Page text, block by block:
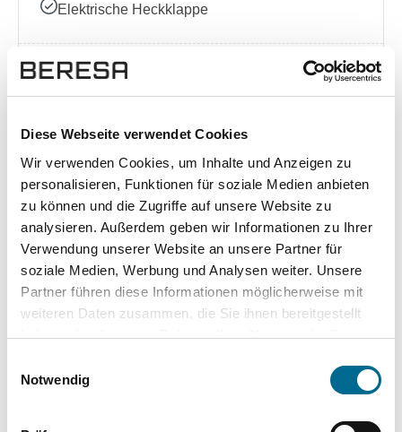
Diese Webseite verwendet Cookies
Wir verwenden Cookies, um Inhalte und Anzeigen zu
personalisieren, Funktionen für soziale Medien anbieten
zu können und die Zugriffe auf unsere Website zu
analysieren. Außerdem geben wir Informationen zu Ihrer
Verwendung unserer Website an unsere Partner für
soziale Medien, Werbung und Analysen weiter. Unsere
Partner führen diese Informationen möglicherweise mit
weiteren Daten zusammen, die Sie ihnen bereitgestellt
haben oder die sie im Rahmen Ihrer Nutzung der Dienste
Cookies, wenn Sie unsere Webseite weiterhin nutzen.
Notwendig
Elektrische Heckklappe
Exposé herunterladen [pdf]
Unsere Vorteile
wuddi Leasing Kauf
Versicherung ✔ - -
-